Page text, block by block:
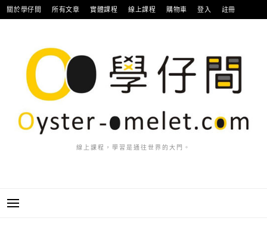
跳
至
關於學仔間 所有文章 實體課程 線上課程 購物車 登入 註冊
線上課程，學習是通往世界的大門。